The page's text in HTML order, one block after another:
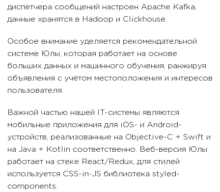
диспетчера сообщений настроен Apache Kafka,
данные хранятся в Hadoop и Clickhouse.
Особое внимание уделяется рекомендательной
системе Юлы, которая работает на основе
больших данных и машинного обучения, ранжируя
объявления с учётом местоположения и интересов
пользователя.
Важной частью нашей IT-системы являются
мобильные приложения для iOS- и Android-
устройств, реализованные на Objective-C + Swift и
на Java + Kotlin соответственно. Веб-версия Юлы
работает на стеке React/Redux, для стилей
используется CSS-in-JS библиотека styled-
components.